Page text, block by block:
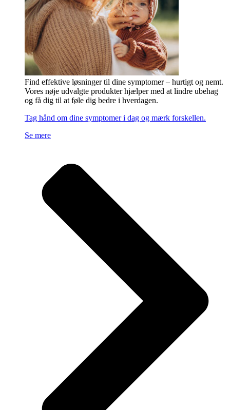
Find effektive løsninger til dine symptomer – hurtigt og nemt.
Vores nøje udvalgte produkter hjælper med at lindre ubehag
og få dig til at føle dig bedre i hverdagen.
Tag hånd om dine symptomer i dag og mærk forskellen.
Se mere